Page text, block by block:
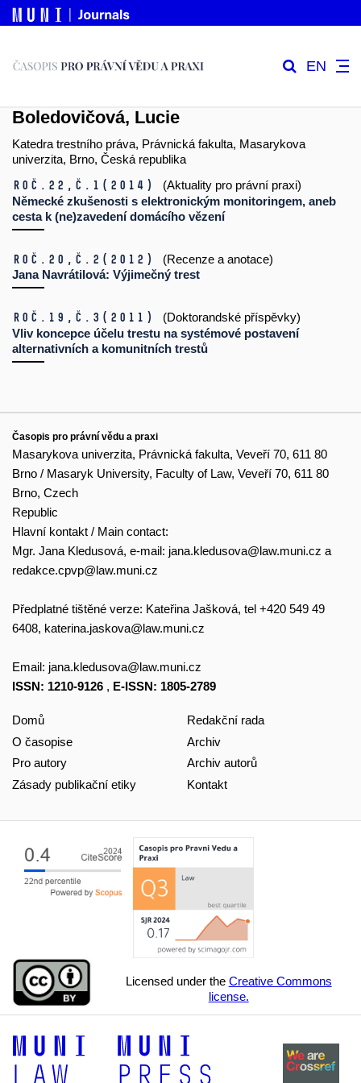
EN
Boledovičová, Lucie
Katedra trestního práva, Právnická fakulta, Masarykova
univerzita, Brno, Česká republika
Roč.22, č.1 (2014)
(Aktuality pro právní praxi)
Německé zkušenosti s elektronickým monitoringem, aneb
cesta k (ne)zavedení domácího vězení
Roč.20, č.2 (2012)
(Recenze a anotace)
Jana Navrátilová: Výjimečný trest
Roč.19, č.3 (2011)
(Doktorandské příspěvky)
Vliv koncepce účelu trestu na systémové postavení
alternativních a komunitních trestů
Časopis pro právní vědu a praxi
Masarykova univerzita, Právnická fakulta, Veveří 70, 611 80
Brno / Masaryk University, Faculty of Law, Veveří 70, 611 80
Brno, Czech
Republic
Hlavní kontakt / Main contact:
Mgr. Jana Kledusová, e-mail: jana.kledusova@law.muni.cz a
redakce.cpvp@law.muni.cz
Předplatné tištěné verze: Kateřina Jašková, tel +420 549 49
6408, katerina.jaskova@law.muni.cz
Email: jana.kledusova@law.muni.cz
ISSN: 1210-9126 , E-ISSN: 1805-2789
Domů
O časopise
Pro autory
Zásady publikační etiky
Redakční rada
Archiv
Archiv autorů
Kontakt
Licensed under the Creative Commons
license.